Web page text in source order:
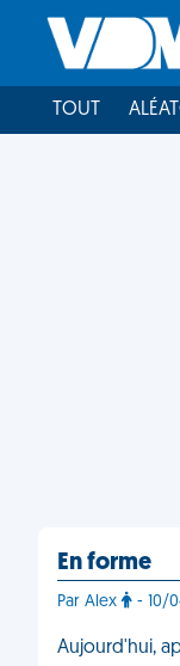
TOUT
En forme
Par Alex - 10/
Aujourd'hui,